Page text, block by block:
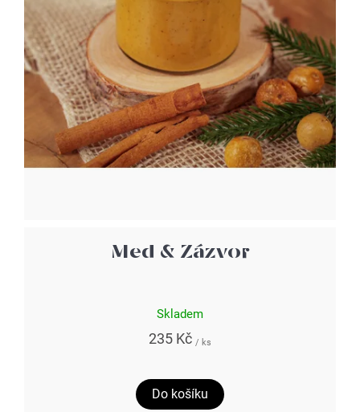
Med & Zázvor
Skladem
235 Kč / ks
Do košíku